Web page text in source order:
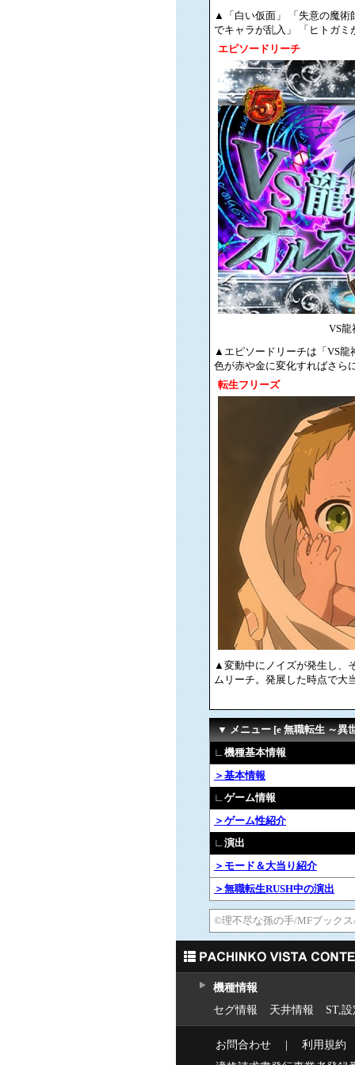
▲「白い仮面」 「失意の魔術
でキャラが乱入」 「ヒトガ
エピソードリーチ
VS龍
▲エピソードリーチは「VS龍
色が赤や金に変化すればさら
転生フリーズ
▲変動中にノイズが発生し、
ムリーチ。発展した時点で大
▼ メニュー [e 無職転生 ～異
∟機種基本情報
＞基本情報
∟ゲーム情報
＞ゲーム性紹介
∟演出
＞モード＆大当り紹介
＞無職転生RUSH中の演出
©理不尽な孫の手/MFブック
機種情報
セグ情報
天井情報 ST,
お問合わせ ｜ 利用規約